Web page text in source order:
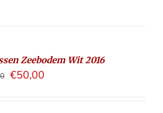
Zeebodem Wit 2016
€50,00